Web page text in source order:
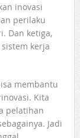
inovasi
perilaku
Dan ketiga,
kerja
membantu
Kita
pelatihan
Jadi